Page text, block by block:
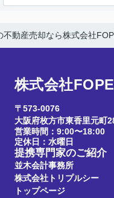
不動産売却なら株式会社
株式会社
〒573-0076
大阪府枚方市東香里元町
営業時間：9:00〜18:00
定休日：水曜日
提携専門家のご紹介
並木会計事務所
株式会社トリプルシー
トップページ